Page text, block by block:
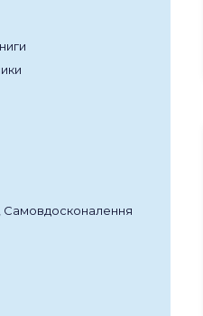
Самовдосконалення